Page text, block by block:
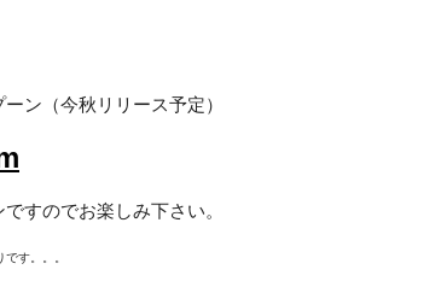
ン（今秋リリース予定）
すのでお楽しみ下さい。
す。。。